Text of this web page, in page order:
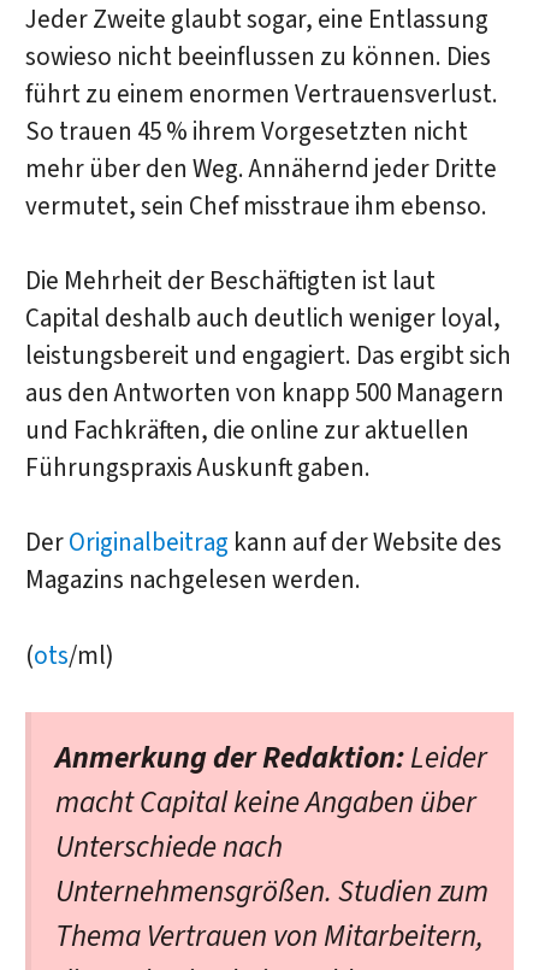
Jeder Zweite glaubt sogar, eine Entlassung
sowieso nicht beeinflussen zu können. Dies
führt zu einem enormen Vertrauensverlust.
So trauen 45 % ihrem Vorgesetzten nicht
mehr über den Weg. Annähernd jeder Dritte
vermutet, sein Chef misstraue ihm ebenso.
Die Mehrheit der Beschäftigten ist laut
Capital deshalb auch deutlich weniger loyal,
leistungsbereit und engagiert. Das ergibt sich
aus den Antworten von knapp 500 Managern
und Fachkräften, die online zur aktuellen
Führungspraxis Auskunft gaben.
DerOriginalbeitrag kann auf der Website des
Magazins nachgelesen werden.
(ots/ml)
Anmerkung der Redaktion:Leider
macht Capital keine Angaben über
Unterschiede nach
Unternehmensgrößen. Studien zum
Thema Vertrauen von Mitarbeitern,